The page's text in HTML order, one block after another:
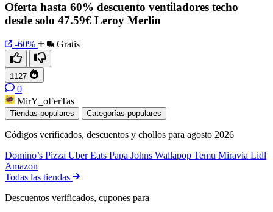
Oferta hasta 60% descuento ventiladores techo
desde solo 47.59€ Leroy Merlin
-60% Gratis
1127
0
MirY_oFerTas
Tiendas populares Categorías populares
Códigos verificados, descuentos y chollos para agosto 2026
Domino’s Pizza Uber Eats Papa Johns Wallapop Temu Miravia Lidl
Amazon
Todas las tiendas
Descuentos verificados, cupones para